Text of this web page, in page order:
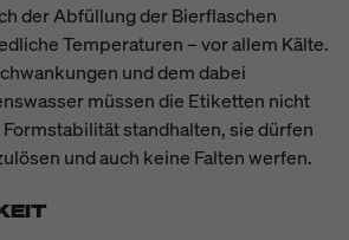
der Abfüllung der Bierflaschen
Temperaturen – vor allem Kälte.
und dem dabei
müssen die Etiketten nicht
standhalten, sie dürfen
und auch keine Falten werfen.